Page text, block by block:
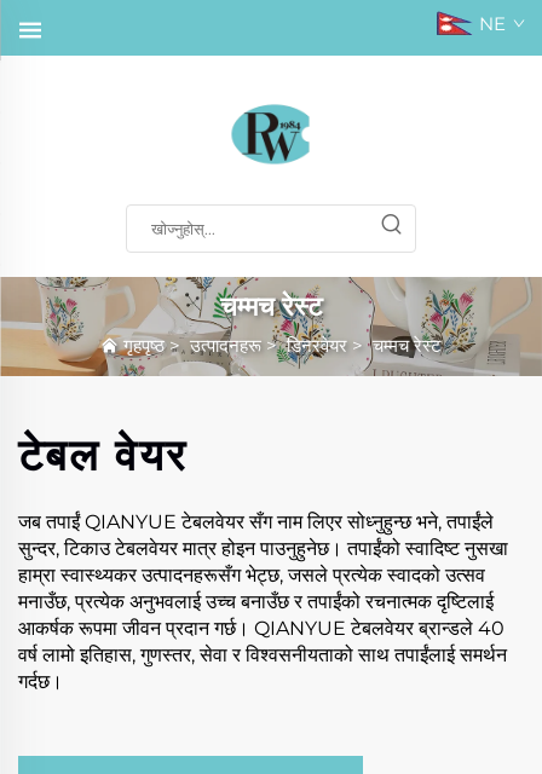
NE
चम्मच रेस्ट
गृहपृष्ठ> उत्पादनहरू >डिनरवेयर >चम्मच रेस्ट
टेबल वेयर
जब तपाईं QIANYUE टेबलवेयर सँग नाम लिएर सोध्नुहुन्छ भने, तपाईंले
सुन्दर, टिकाउ टेबलवेयर मात्र होइन पाउनुहुनेछ। तपाईंको स्वादिष्ट नुसखा
हाम्रा स्वास्थ्यकर उत्पादनहरूसँग भेट्छ, जसले प्रत्येक स्वादको उत्सव
मनाउँछ, प्रत्येक अनुभवलाई उच्च बनाउँछ र तपाईंको रचनात्मक दृष्टिलाई
आकर्षक रूपमा जीवन प्रदान गर्छ। QIANYUE टेबलवेयर ब्रान्डले 40
वर्ष लामो इतिहास, गुणस्तर, सेवा र विश्वसनीयताको साथ तपाईंलाई समर्थन
गर्दछ।